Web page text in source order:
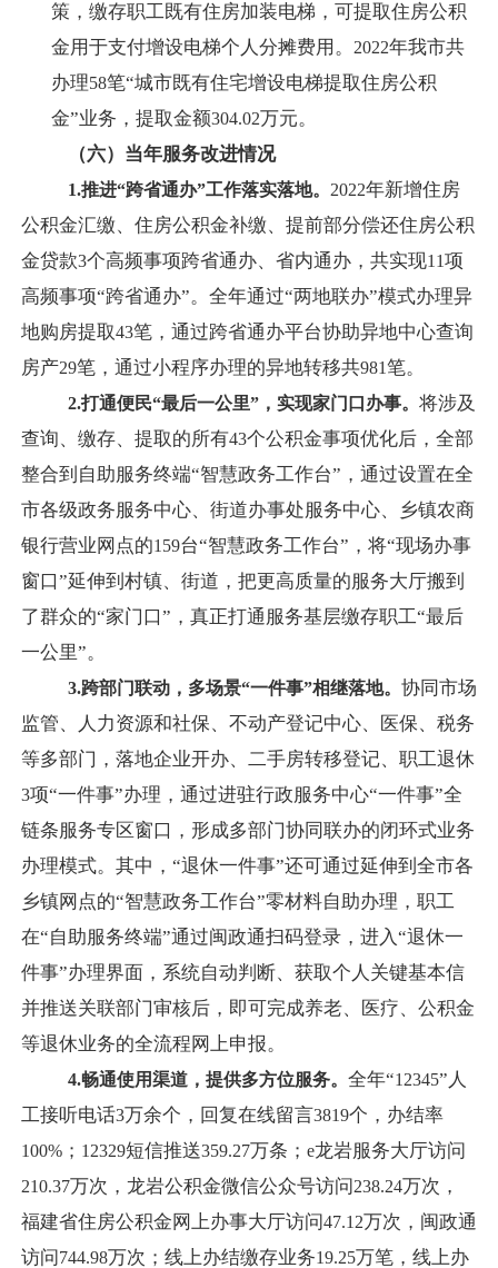
策，缴存职工既有住房加装电梯，可提取住房公积
金用于支付增设电梯个人分摊费用。
2022年我市共
办理58笔“城市既有住宅增设电梯提取住房公积
金”业务，提取金额304.02万元。
（六）当年服务改进情况
1.推进“跨省通办”工作落实落地。 2022年新增住房
公积金汇缴、住房公积金补缴、提前部分偿还住房公积
金贷款3个高频事项跨省通办、省内通办，共实现11项
高频事项“跨省通办”。全年通过“两地联办”模式办理异
地购房提取43笔，通过跨省通办平台协助异地中心查询
房产29笔，通过小程序办理的异地转移共981笔。
2.打通便民“最后一公里”，实现家门口办事。 将涉及
查询、缴存、提取的所有43个公积金事项优化后，全部
整合到自助服务终端“智慧政务工作台”，通过设置在全
市各级政务服务中心、街道办事处服务中心、乡镇农商
银行营业网点的159台“智慧政务工作台”，将“现场办事
窗口”延伸到村镇、街道，把更高质量的服务大厅搬到
了群众的“家门口”，真正打通服务基层缴存职工“最后
一公里”。
3.跨部门联动，多场景“一件事”相继落地。 协同市场
监管、人力资源和社保、不动产登记中心、医保、税务
等多部门，落地企业开办、二手房转移登记、职工退休
3项“一件事”办理，通过进驻行政服务中心“一件事”全
链条服务专区窗口，形成多部门协同联办的闭环式业务
办理模式。其中，“退休一件事”还可通过延伸到全市各
乡镇网点的“智慧政务工作台”零材料自助办理，职工
在“自助服务终端”通过闽政通扫码登录，进入“退休一
件事”办理界面，系统自动判断、获取个人关键基本信
并推送关联部门审核后，即可完成养老、医疗、公积金
等退休业务的全流程网上申报。
4.畅通使用渠道，提供多方位服务。 全年“12345”人
工接听电话3万余个，回复在线留言3819个，办结率
100% ； 12329短信推送359.27万条； e龙岩服务大厅访问
210.37万次，龙岩公积金微信公众号访问 238.24万次，
福建省住房公积金网上办事大厅访问47.12万次，闽政通
访问 744.98万次；线上办结缴存业务19.25万笔，线上办